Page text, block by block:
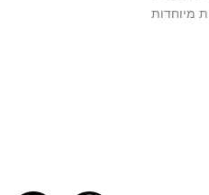
מיוחדות